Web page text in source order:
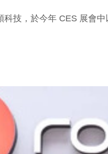
，於今年 CES 展會中